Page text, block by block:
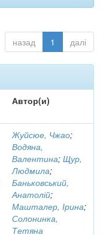
назад 1 далі
Автор(и)
Жуйсюе, Чжао;
Водяна,
Валентина; Щур,
Людмила;
Баньковський,
Анатолій;
Машталер, Ірина;
Солонинка,
Тетяна